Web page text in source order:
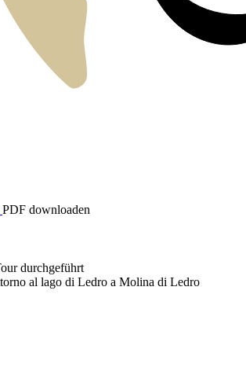
PDF downloaden
durchgeführt
al lago di Ledro a Molina di Ledro